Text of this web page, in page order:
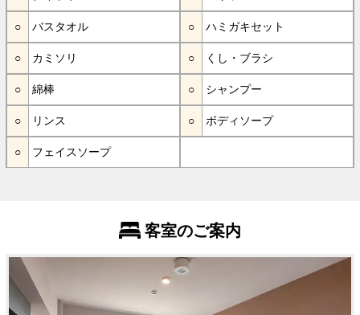
バスタオル ハミガキセット
カミソリ くし・ブラシ
綿棒 シャンプー
リンス ボディソープ
フェイスソープ
客室のご案内